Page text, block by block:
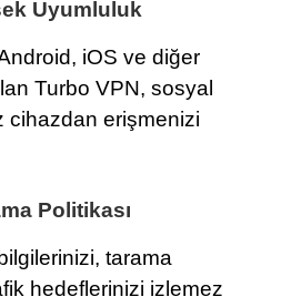
Uyumluluk
, iOS ve diğer
Turbo VPN, sosyal
cihazdan erişmenizi
Politikası
tarama
hedeflerinizi izlemez